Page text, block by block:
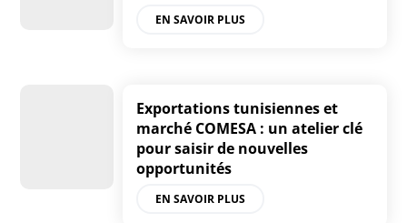
EN SAVOIR PLUS
Exportations tunisiennes et
marché COMESA : un atelier clé
pour saisir de nouvelles
opportunités
EN SAVOIR PLUS